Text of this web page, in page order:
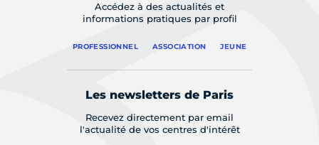
Accédez à des actualités et
informations pratiques par profil
PROFESSIONNEL ASSOCIATION JEUNE
Les newsletters de Paris
Recevez directement par email
l'actualité de vos centres d'intérêt